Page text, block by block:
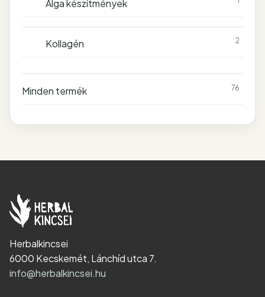
Alga készítmények
Kollagén 2
Minden termék 76
Herbalkincsei
6000 Kecskemét, Lánchíd utca 7.
info@herbalkincsei.hu